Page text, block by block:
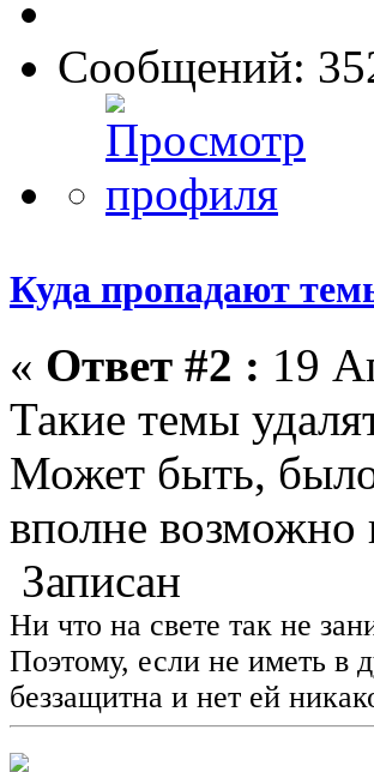
Сообщений:
Куда пропадают
« Ответ #2 : 19
Такие темы
Может быть,
вполне возможно
Записан
Ни что на свете так не
Поэтому, если не иметь
беззащитна и нет ей